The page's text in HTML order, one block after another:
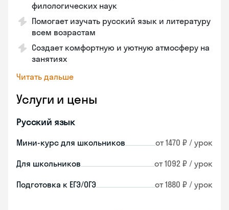
филологических наук
Помогает изучать русский язык и литературу
всем возрастам
Создает комфортную и уютную атмосферу на
занятиях
Читать дальше
Услуги и цены
Русский язык
Мини-курс для школьников от 1470 ₽ / урок
Для школьников от 1092 ₽ / урок
Подготовка к ЕГЭ/ОГЭ от 1880 ₽ / урок